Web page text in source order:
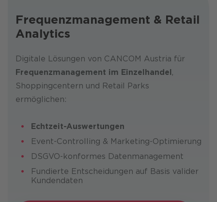
Frequenzmanagement & Retail
Analytics
Digitale Lösungen von CANCOM Austria für
Frequenzmanagement im Einzelhandel,
Shoppingcentern und Retail Parks
ermöglichen:
Echtzeit-Auswertungen
Event-Controlling & Marketing-Optimierung
DSGVO-konformes Datenmanagement
Fundierte Entscheidungen auf Basis valider
Kundendaten